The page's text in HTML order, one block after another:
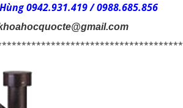
0942.931.419 / 0988.685.856